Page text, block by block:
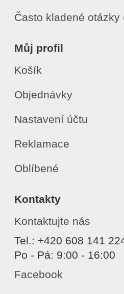
Často kladené otázky
Můj profil
Košík
Objednávky
Nastavení účtu
Reklamace
Oblíbené
Kontakty
Kontaktujte nás
Tel.: +420 608 141
Po - Pá: 9:00 - 16:00
Facebook